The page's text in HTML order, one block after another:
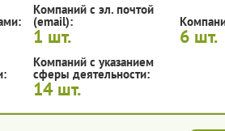
Компаний с эл. почтой
(email):
1 шт. 6 шт.
Компаний с указанием
сферы деятельности:
14 шт.